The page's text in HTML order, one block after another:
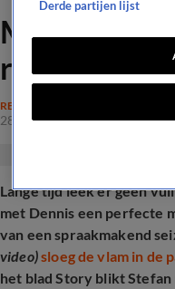
MAFS-
reden van
REALITY
28 mei 2025, 18:14
Lange tijd leek er geen
met Dennis een perfecte
van een spraakmakend
video)sloeg de vlam in de
het blad Story blikt
Derde partijen lijst